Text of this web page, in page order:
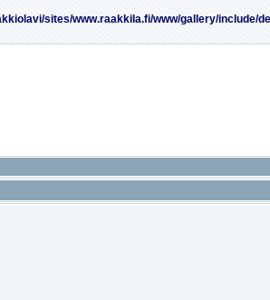
sites/www.raakkila.fi/www/gallery/include/